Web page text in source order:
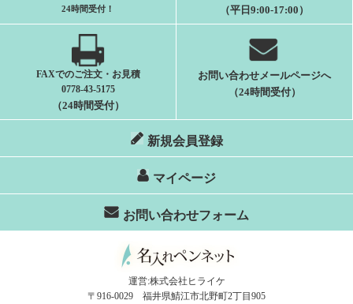
24時間受付 ！ （平日9:00-17:00）
FAXでのご注文・お見積
0778-43-5175
（24時間受付）
お問い合わせメールページへ
（24時間受付）
新規会員登録
マイページ
お問い合わせフォーム
運営:株式会社ヒライケ
〒916-0029 福井県鯖江市北野町2丁目905